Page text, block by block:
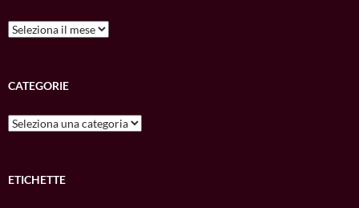
Archivio
CATEGORIE
Categorie
ETICHETTE